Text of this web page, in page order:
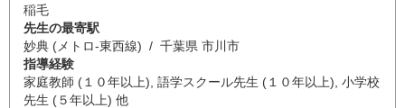
稲毛
先生の最寄駅
妙典 (メトロ-東西線) / 千葉県 市川市
指導経験
家庭教師 (１０年以上), 語学スクール先生 (１０年以上), 小学校
先生 (５年以上) 他